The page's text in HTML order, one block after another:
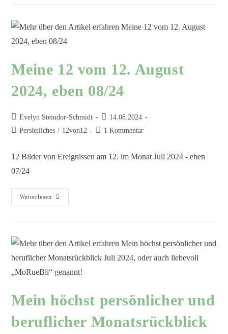
Meine 12 vom 12. August
2024, eben 08/24
Evelyn Steindor-Schmidt
14.08.2024
Persönliches / 12von12 1 Kommentar
12 Bilder von Ereignissen am 12. im Monat Juli 2024 - eben
07/24
Weiterlesen
Mein höchst persönlicher und
beruflicher Monatsrückblick